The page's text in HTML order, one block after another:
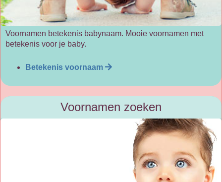
Voornamen betekenis babynaam. Mooie voornamen met
betekenis voor je baby.
Betekenis voornaam
Voornamen zoeken